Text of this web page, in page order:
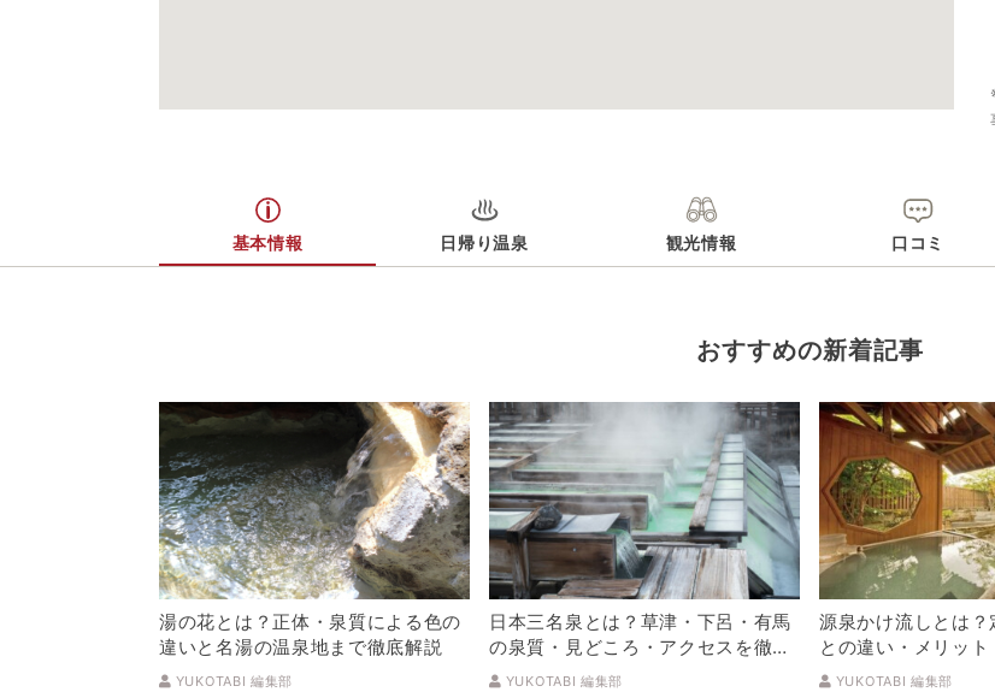
基本情報 日帰り温泉 観光情報 口コミ
おすすめの新着記事
湯の花とは？正体・泉質による色の
違いと名湯の温泉地まで徹底解説
YUKOTABI 編集部
日本三名泉とは？草津・下呂・有馬
の泉質・見どころ・アクセスを徹底
解説
YUKOTABI 編集部
源泉かけ流しとは
との違い・メリット
解説
YUKOTABI 編集部